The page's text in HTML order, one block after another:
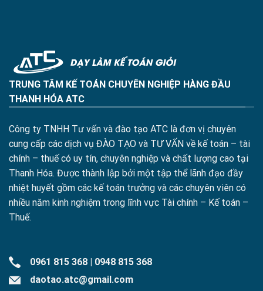
TRUNG TÂM KẾ TOÁN CHUYÊN NGHIỆP HÀNG ĐẦU
THANH HÓA ATC
Công ty TNHH Tư vấn và đào tạo ATC là đơn vị chuyên
cung cấp các dịch vụ ĐÀO TẠO và TƯ VẤN về kế toán – tài
chính – thuế có uy tín, chuyên nghiệp và chất lượng cao tại
Thanh Hóa. Được thành lập bởi một tập thể lãnh đạo đầy
nhiệt huyết gồm các kế toán trưởng và các chuyên viên có
nhiều năm kinh nghiệm trong lĩnh vực Tài chính – Kế toán –
Thuế.
0961 815 368
0948 815 368
daotao.atc@gmail.com